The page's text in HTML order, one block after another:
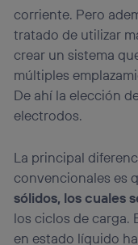
corriente. Pero
tratado de utilizar
crear un sistema
múltiples
De ahí la elección
electrodos.
La principal
convencionales es
sólidos, los cuales
los ciclos de carga.
en estado líquido
Puedes gestionar
visitando el portal
(“consenthub”) .
la política de